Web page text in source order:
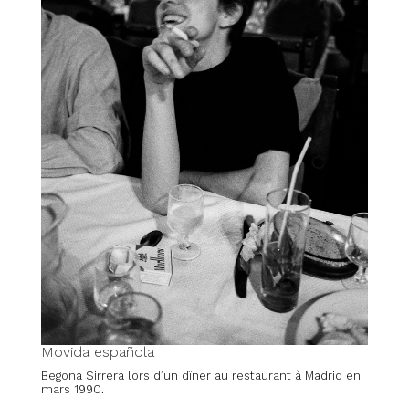
Movida española
Begona Sirrera lors d’un dîner au restaurant à Madrid en
mars 1990.